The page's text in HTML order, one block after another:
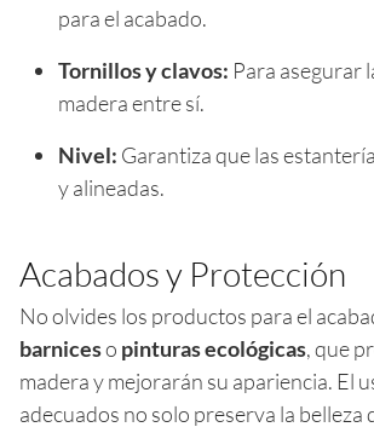
para el acabado.
Tornillos y clavos: Para asegurar
madera entre sí.
Nivel: Garantiza que las
y alineadas.
Acabados y Protección
No olvides los productos para el
barniceso pinturas ecológicas, que
madera y mejorarán su apariencia. El
adecuados no solo preserva la belleza